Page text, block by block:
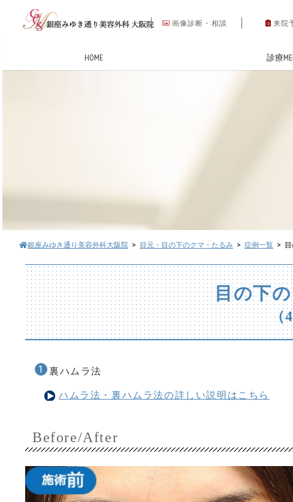
画像診断・相談 来院
HOME 診療
銀座みゆき通り美容外科大阪院 > 目元・目の下のクマ・たるみ > 症例一覧 > 目
目の下
（
裏ハムラ法
ハムラ法・裏ハムラ法の詳しい説明はこちら
Before/After